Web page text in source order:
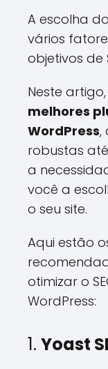
A escolha
vários
objetivos de
Neste
melhores
WordPress,
robustas
a
você a
o seu site.
Aqui estão
otimizar o
WordPress:
1. Yoast